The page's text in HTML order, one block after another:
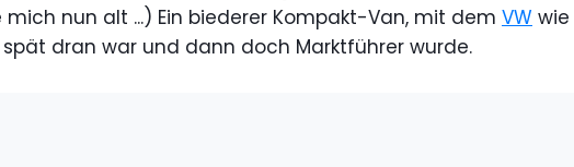
nun alt ...) Ein biederer Kompakt-Van, mit dem VW wie
dran war und dann doch Marktführer wurde.